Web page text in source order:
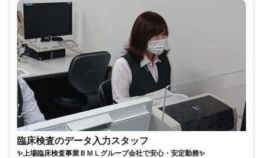
臨床検査のデータ入力スタッフ
✨上場臨床検査事業ＢＭＬグループ会社で安心・安定勤務✨